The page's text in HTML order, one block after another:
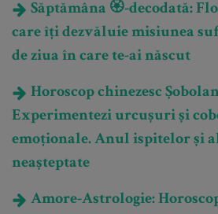
Săptămâna 🏵️-decodată:
care îți dezvăluie misiunea
de ziua în care te-ai născut
Horoscop chinezesc
Experimentezi urcușuri și
emoționale. Anul ispitelor și
neașteptate
Amore-Astrologie: